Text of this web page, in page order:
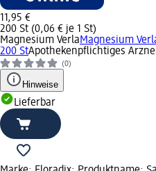
11,95 €
200 St (0,06 € je 1 St)
Magnesium VerlaMagnesium
200 StApothekenpflichtiges
(0)
Hinweise
Lieferbar